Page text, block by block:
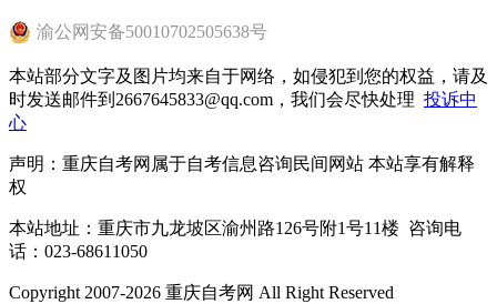
渝公网安备50010702505638号
本站部分文字及图片均来自于网络，如侵犯到您的权益，请及
时发送邮件到2667645833@qq.com，我们会尽快处理 投诉中
心
声明：重庆自考网属于自考信息咨询民间网站 本站享有解释
权
本站地址：重庆市九龙坡区渝州路126号附1号11楼 咨询电
话：023-68611050
Copyright 2007-2026 重庆自考网 All Right Reserved